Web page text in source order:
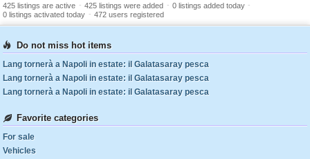
425 listings are active - 425 listings were added - 0 listings added today -
0 listings activated today - 472 users registered
Do not miss hot items
Lang tornerà a Napoli in estate: il Galatasaray pesca
Lang tornerà a Napoli in estate: il Galatasaray pesca
Lang tornerà a Napoli in estate: il Galatasaray pesca
Favorite categories
For sale
Vehicles